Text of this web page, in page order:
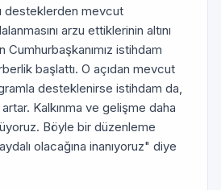
desteklerden mevcut
arzu ettiklerinin altını
Cumhurbaşkanımız istihdam
başlattı. O açıdan mevcut
desteklenirse istihdam da,
Kalkınma ve gelişme daha
Böyle bir düzenleme
olacağına inanıyoruz" diye